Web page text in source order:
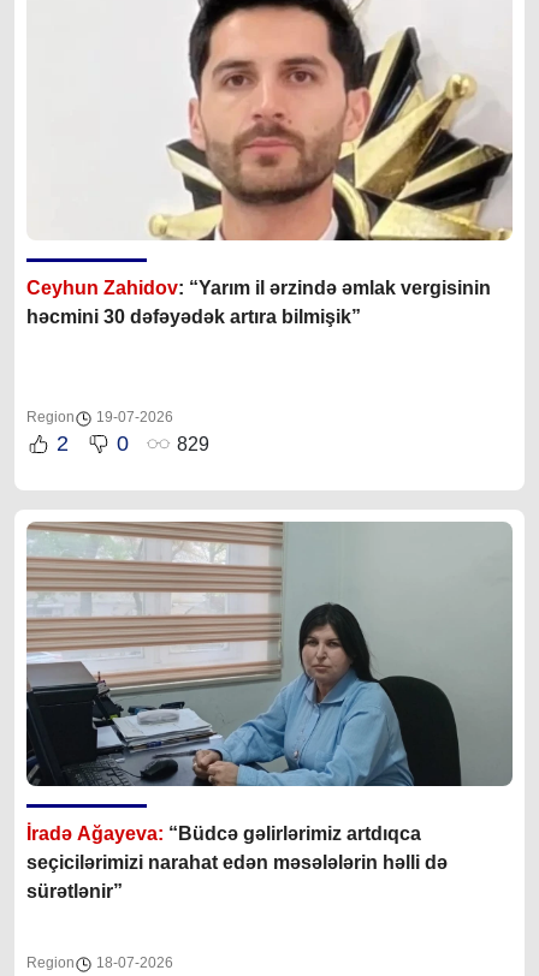
Ceyhun Zahidov: “Yarım il ərzində əmlak vergisinin
həcmini 30 dəfəyədək artıra bilmişik”
Region 19-07-2026
2 0 829
İradə Ağayeva: “Büdcə gəlirlərimiz artdıqca
seçicilərimizi narahat edən məsələlərin həlli də
sürətlənir”
Region 18-07-2026